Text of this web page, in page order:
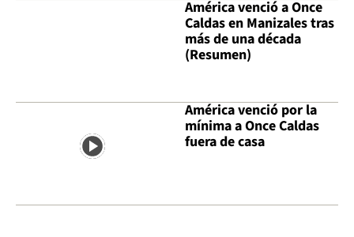
América venció a Once
Caldas en Manizales tras
más de una década
(Resumen)
América venció por la
mínima a Once Caldas
fuera de casa